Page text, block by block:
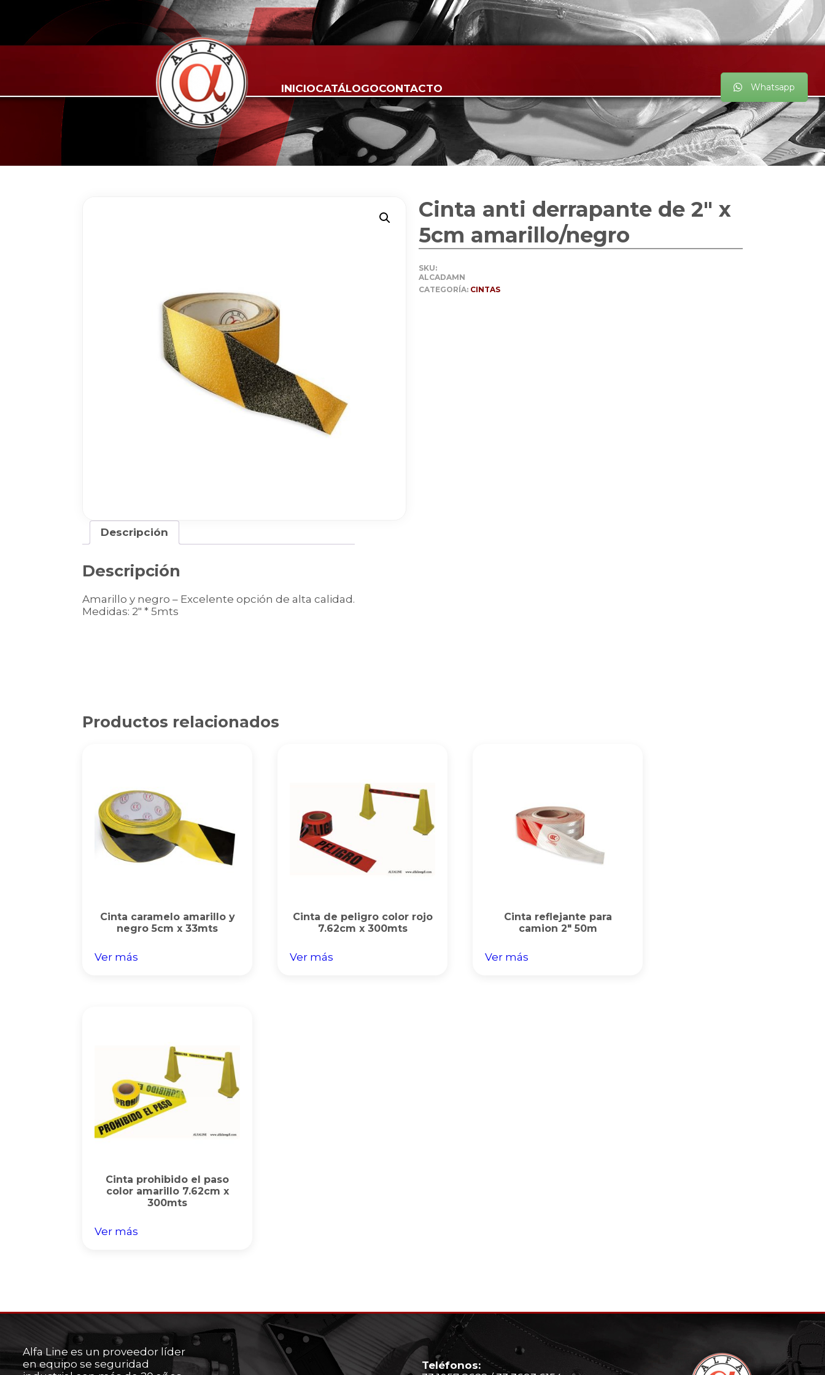
INICIOCATÁLOGOCONTACTO Whatsapp
Cinta anti derrapante de 2″ x
5cm amarillo/negro
SKU:
ALCADAMN
CATEGORÍA: CINTAS
Descripción
Descripción
Amarillo y negro – Excelente opción de alta calidad.
Medidas: 2″ * 5mts
Productos relacionados
Cinta caramelo amarillo y
negro 5cm x 33mts
Ver más
Cinta de peligro color rojo
7.62cm x 300mts
Ver más
Cinta reflejante para
camion 2″ 50m
Ver más
Cinta prohibido el paso
color amarillo 7.62cm x
300mts
Ver más
Alfa Line es un proveedor líder
en equipo se seguridad
Teléfonos: